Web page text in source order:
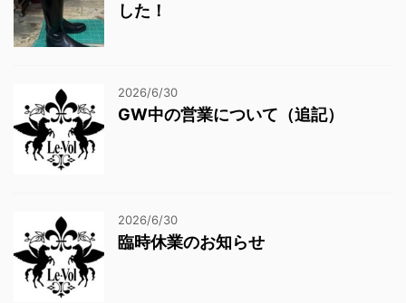
した！
2026/6/30
GW中の営業について（追記）
2026/6/30
臨時休業のお知らせ